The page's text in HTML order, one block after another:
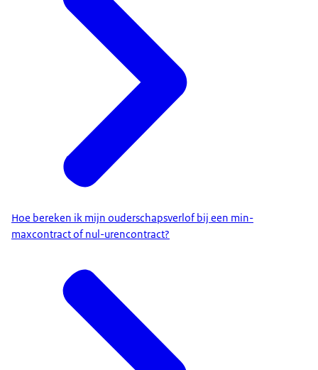
Hoe bereken ik mijn ouderschapsverlof bij een min-
maxcontract of nul-urencontract?